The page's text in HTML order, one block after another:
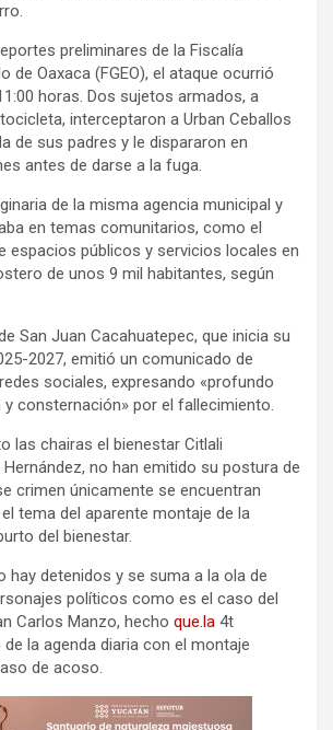
preliminares de la Fiscalía
de Oaxaca (FGEO), el ataque ocurrió
horas. Dos sujetos armados, a
interceptaron a Urban Ceballos
de sus padres y le dispararon en
antes de darse a la fuga.
de la misma agencia municipal y
en temas comunitarios, como el
espacios públicos y servicios locales en
de unos 9 mil habitantes, según
San Juan Cacahuatepec, que inicia su
2027, emitió un comunicado de
sociales, expresando «profundo
y consternación» por el fallecimiento.
las chairas el bienestar Citlali
Hernández, no han emitido su postura de
crimen únicamente se encuentran
tema del aparente montaje de la
del bienestar.
hay detenidos y se suma a la ola de
políticos como es el caso del
Carlos Manzo, hecho que.la 4t
la agenda diaria con el montaje
de acoso.